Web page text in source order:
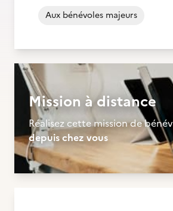
Aux bénévoles majeurs
Mission à distance
Réalisez cette mission de
depuis chez vous